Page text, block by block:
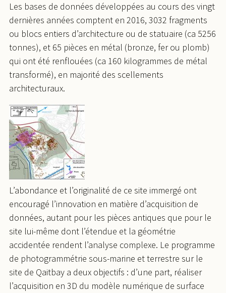
Les bases de données développées au cours des vingt
dernières années comptent en 2016, 3032 fragments
ou blocs entiers d’architecture ou de statuaire (ca 5256
tonnes), et 65 pièces en métal (bronze, fer ou plomb)
qui ont été renflouées (ca 160 kilogrammes de métal
transformé), en majorité des scellements
architecturaux.
L’abondance et l’originalité de ce site immergé ont
encouragé l’innovation en matière d’acquisition de
données, autant pour les pièces antiques que pour le
site lui-même dont l’étendue et la géométrie
accidentée rendent l’analyse complexe. Le programme
de photogrammétrie sous-marine et terrestre sur le
site de Qaitbay a deux objectifs : d’une part, réaliser
l’acquisition en 3D du modèle numérique de surface